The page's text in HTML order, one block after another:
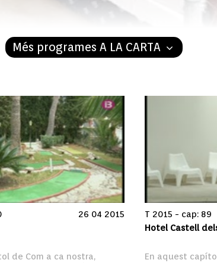
Més programes A LA CARTA
26 04 2015
de Com a ca nostra,
T 2015 - cap: 89
Hotel Castell
En aquest